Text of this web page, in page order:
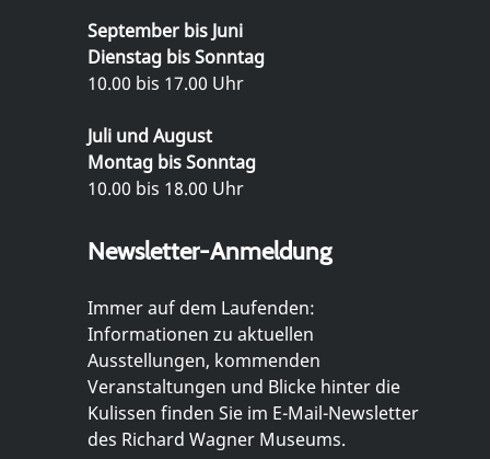
September bis Juni
Dienstag bis Sonntag
10.00 bis 17.00 Uhr
Juli und August
Montag bis Sonntag
10.00 bis 18.00 Uhr
Newsletter-Anmeldung
Immer auf dem Laufenden:
Informationen zu aktuellen
Ausstellungen, kommenden
Veranstaltungen und Blicke hinter die
Kulissen finden Sie im E-Mail-Newsletter
des Richard Wagner Museums.